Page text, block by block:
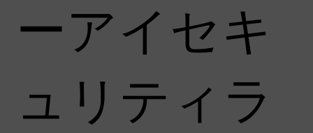
ITmedia主催セミナー「ITmedia Security
Week 2026 夏」に登壇します
ーアイセキ
ュリティラ